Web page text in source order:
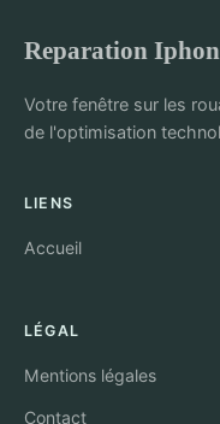
Reparation
Votre fenêtre sur les
de l'optimisation
LIENS
Accueil
LÉGAL
Mentions légales
Contact